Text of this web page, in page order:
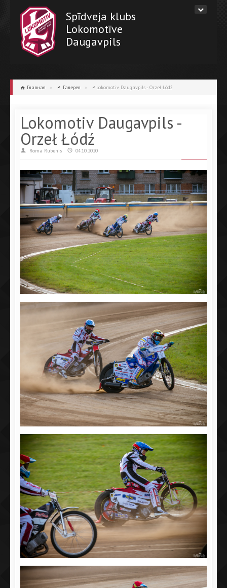
Spīdveja klubs
Lokomotīve
Daugavpils
Главная » Галерея » Lokomotiv Daugavpils - Orzeł Łódź
Lokomotiv Daugavpils -
Orzeł Łódź
Roma Rubenis 04.10.2020